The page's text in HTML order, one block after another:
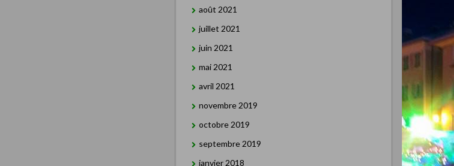
août 2021
juillet 2021
juin 2021
mai 2021
avril 2021
novembre 2019
octobre 2019
septembre 2019
janvier 2018